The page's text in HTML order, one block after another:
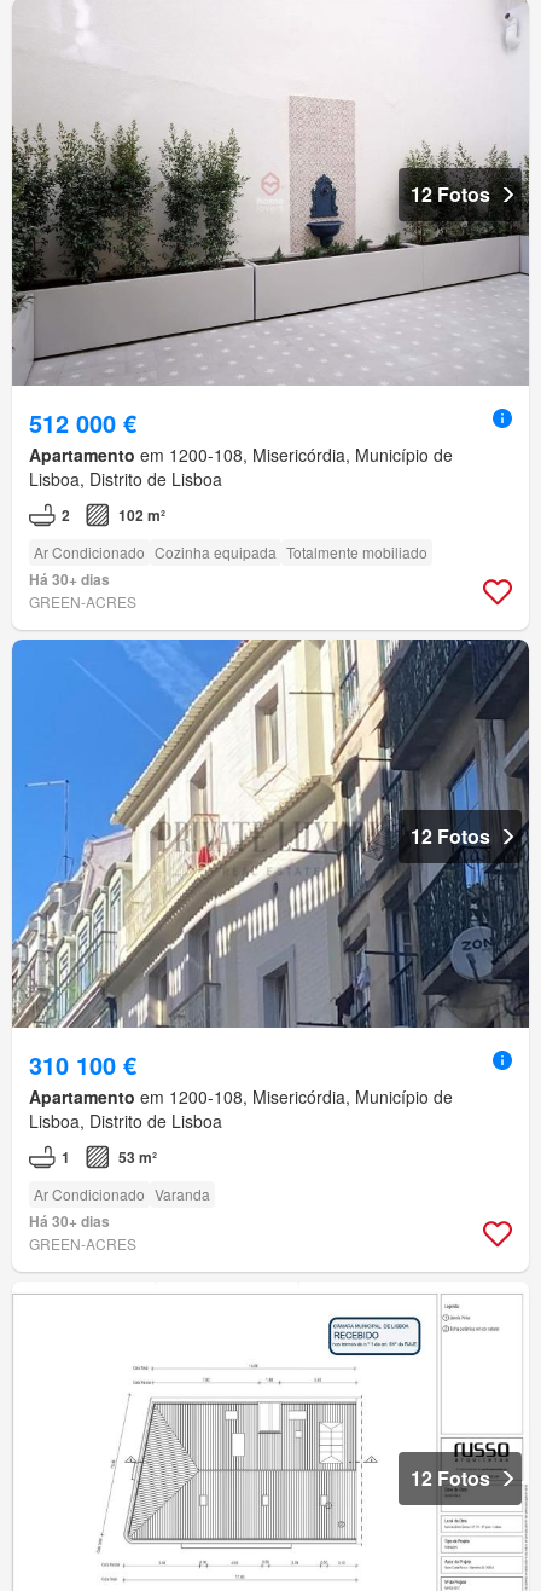
12 Fotos
512 000 €
Apartamento em 1200-108, Misericórdia, Município de
Lisboa, Distrito de Lisboa
2 102 m²
Ar Condicionado Cozinha equipada Totalmente mobiliado
Há 30+ dias
GREEN-ACRES
12 Fotos
310 100 €
Apartamento em 1200-108, Misericórdia, Município de
Lisboa, Distrito de Lisboa
1 53 m²
Ar Condicionado Varanda
Há 30+ dias
GREEN-ACRES
12 Fotos